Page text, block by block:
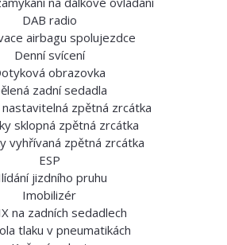
DAB radio
airbagu spolujezdce
Denní svícení
obrazovka
zadní sedadla
zpětná zrcátka
sklopná zpětná zrcátka
vyhřívaná zpětná zrcátka
ESP
jizdního pruhu
Imobilizér
na zadních sedadlech
tlaku v pneumatikách